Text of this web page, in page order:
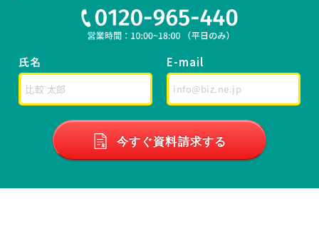
氏名 E-mail
今すぐ資料請求する